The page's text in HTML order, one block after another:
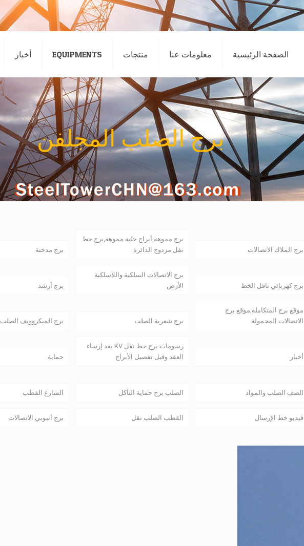
الصفحة الرئيسية معلومات عنا منتجات EQUIPMENTS أخبار
برج الصلب المجلفن
برج الملاك الاتصالات
برج مموهة,أبراج خلية مموهة,برج خط
نقل مزدوج الدائرة
برج مدخنة
برج كهربائي ناقل الخط
برج الاتصالات السلكية واللاسلكية
الأرض
برج أرشد
موقع برج المتكاملة,موقع برج
الاتصالات المحمولة
برج شعرية الصلب برج الميكروويف الصلب
أخبار
رسومات برج خط نقل KV بعد إرساء
العقد وقبل تفصيل الأبراج
حماية
الصف الصلب والمواد الصلب برج حماية التآكل الشارع القطب
فيديو خط الإرسال القطب الصلب نقل برج أنبوبي الاتصالات